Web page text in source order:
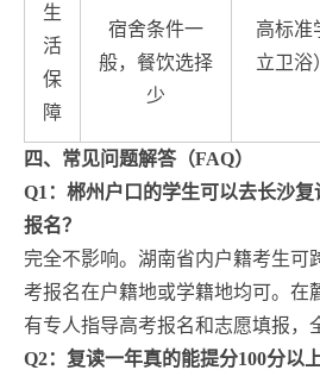
生
活
保
障
宿舍条件一
般，餐饮选择
少
高标准
立卫浴
四、常见问题解答（FAQ）
Q1：郴州户口的学生可以去长沙
报名？
完全不影响。湖南省内户籍考生可
考报名在户籍地或学籍地均可。在
有专人指导高考报名和志愿填报，
Q2：复读一年真的能提分100分以